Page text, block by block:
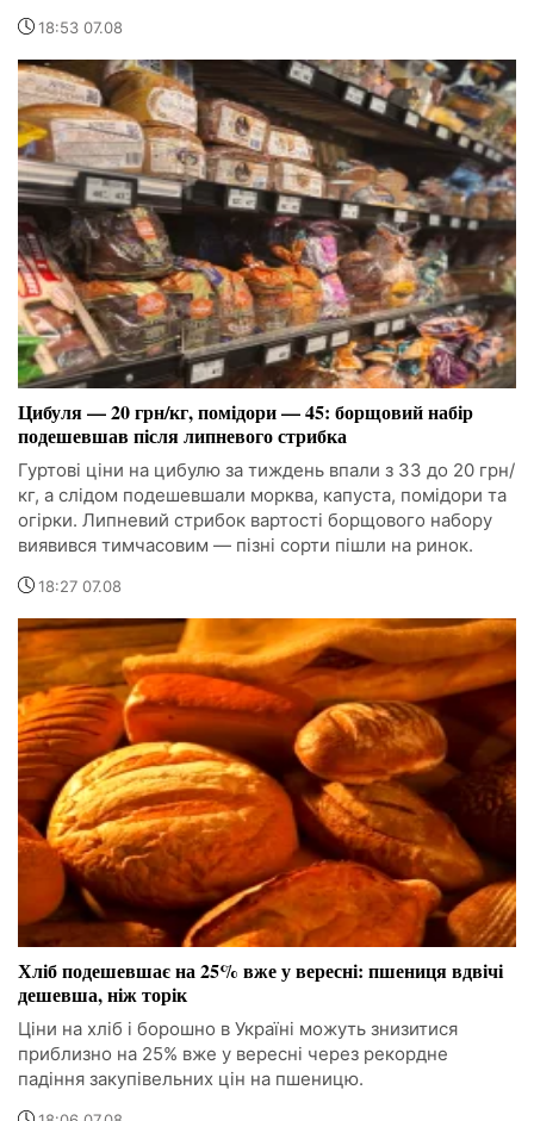
18:53 07.08
Цибуля — 20 грн/кг, помідори — 45: борщовий набір
подешевшав після липневого стрибка
Гуртові ціни на цибулю за тиждень впали з 33 до 20 грн/
кг, а слідом подешевшали морква, капуста, помідори та
огірки. Липневий стрибок вартості борщового набору
виявився тимчасовим — пізні сорти пішли на ринок.
18:27 07.08
Хліб подешевшає на 25% вже у вересні: пшениця вдвічі
дешевша, ніж торік
Ціни на хліб і борошно в Україні можуть знизитися
приблизно на 25% вже у вересні через рекордне
падіння закупівельних цін на пшеницю.